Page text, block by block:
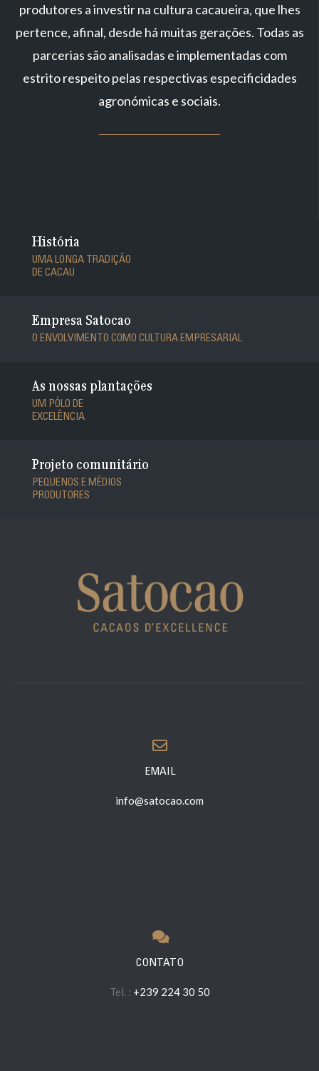
produtores a investir na cultura cacaueira, que lhes
pertence, afinal, desde há muitas gerações. Todas as
parcerias são analisadas e implementadas com
estrito respeito pelas respectivas especificidades
agronómicas e sociais.
História
UMA LONGA TRADIÇÃO
DE CACAU
Empresa Satocao
O ENVOLVIMENTO COMO CULTURA EMPRESARIAL
As nossas plantações
UM PÓLO DE
EXCELÊNCIA
Projeto comunitário
PEQUENOS E MÉDIOS
PRODUTORES
EMAIL
info@satocao.com
CONTATO
Tel. : +239 224 30 50